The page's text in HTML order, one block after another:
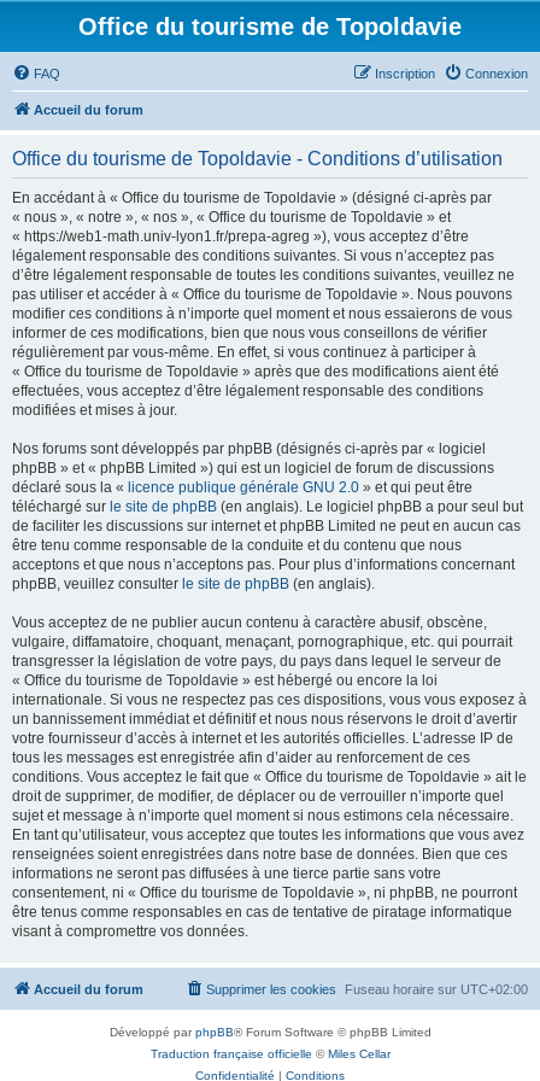
Office du tourisme de Topoldavie
FAQ Connexion
Inscription
Accueil du forum
Office du tourisme de Topoldavie - Conditions d’utilisation
En accédant à « Office du tourisme de Topoldavie » (désigné ci-après par
« nous », « notre », « nos », « Office du tourisme de Topoldavie » et
« https://web1-math.univ-lyon1.fr/prepa-agreg »), vous acceptez d’être
légalement responsable des conditions suivantes. Si vous n’acceptez pas
d’être légalement responsable de toutes les conditions suivantes, veuillez ne
pas utiliser et accéder à « Office du tourisme de Topoldavie ». Nous pouvons
modifier ces conditions à n’importe quel moment et nous essaierons de vous
informer de ces modifications, bien que nous vous conseillons de vérifier
régulièrement par vous-même. En effet, si vous continuez à participer à
« Office du tourisme de Topoldavie » après que des modifications aient été
effectuées, vous acceptez d’être légalement responsable des conditions
modifiées et mises à jour.
Nos forums sont développés par phpBB (désignés ci-après par « logiciel
phpBB » et « phpBB Limited ») qui est un logiciel de forum de discussions
déclaré sous la « licence publique générale GNU 2.0 » et qui peut être
téléchargé sur le site de phpBB (en anglais). Le logiciel phpBB a pour seul but
de faciliter les discussions sur internet et phpBB Limited ne peut en aucun cas
être tenu comme responsable de la conduite et du contenu que nous
acceptons et que nous n’acceptons pas. Pour plus d’informations concernant
phpBB, veuillez consulter le site de phpBB (en anglais).
Vous acceptez de ne publier aucun contenu à caractère abusif, obscène,
vulgaire, diffamatoire, choquant, menaçant, pornographique, etc. qui pourrait
transgresser la législation de votre pays, du pays dans lequel le serveur de
« Office du tourisme de Topoldavie » est hébergé ou encore la loi
internationale. Si vous ne respectez pas ces dispositions, vous vous exposez à
un bannissement immédiat et définitif et nous nous réservons le droit d’avertir
votre fournisseur d’accès à internet et les autorités officielles. L’adresse IP de
tous les messages est enregistrée afin d’aider au renforcement de ces
conditions. Vous acceptez le fait que « Office du tourisme de Topoldavie » ait le
droit de supprimer, de modifier, de déplacer ou de verrouiller n’importe quel
sujet et message à n’importe quel moment si nous estimons cela nécessaire.
En tant qu’utilisateur, vous acceptez que toutes les informations que vous avez
renseignées soient enregistrées dans notre base de données. Bien que ces
informations ne seront pas diffusées à une tierce partie sans votre
consentement, ni « Office du tourisme de Topoldavie », ni phpBB, ne pourront
être tenus comme responsables en cas de tentative de piratage informatique
visant à compromettre vos données.
Accueil du forum Fuseau horaire sur UTC+02:00
Supprimer les cookies
Développé parphpBB® Forum Software © phpBB Limited
Traduction française officielle ©Miles Cellar
Confidentialité | Conditions